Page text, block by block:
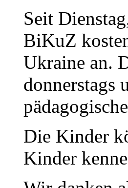
Seit
BiKuZ
Ukraine an.
donnerstags
Die Kinder
Kinder